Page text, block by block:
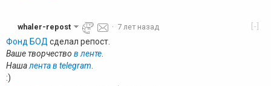
[-]
whaler-repost · 7 лет назад
Фонд БОД сделал репост.
Ваше творчество в ленте
Нашалента в telegram
:)